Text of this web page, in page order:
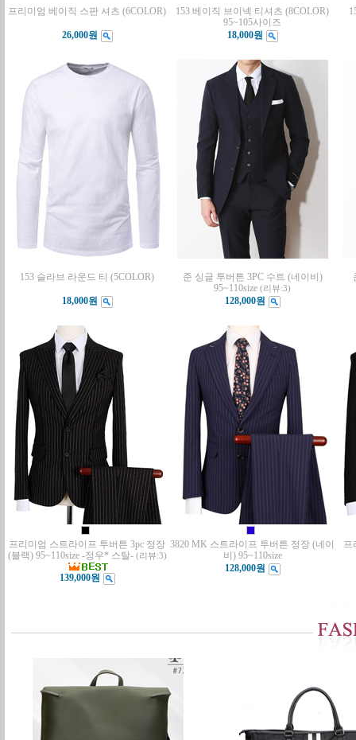
프리미엄 베이직 스판 셔츠 (6COLOR)
26,000원
153 베이직 브이넥 티셔츠 (8COLOR)
95~105사이즈
18,000원
153 슬라브 라운드 티 (5COLOR)
18,000원
준 싱글 투버튼 3PC 수트 (네이비)
95~110size(리뷰:3)
128,000원
프리미엄 스트라이프 투버튼 3pc 정장
(블랙) 95~110size -정우* 스탈- (리뷰:3)
139,000원
3820 MK 스트라이프 투버튼 정장 (네이
비) 95~110size
128,000원
프